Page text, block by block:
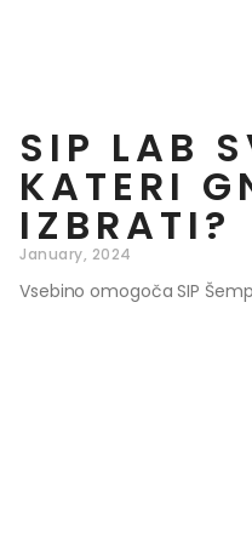
SIP LAB
KATERI
IZBRATI?
January, 2024
Vsebino omogoča SIP